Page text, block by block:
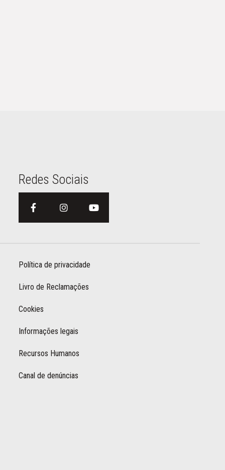
Redes Sociais
Política de privacidade
Livro de Reclamações
Cookies
Informações legais
Recursos Humanos
Canal de denúncias